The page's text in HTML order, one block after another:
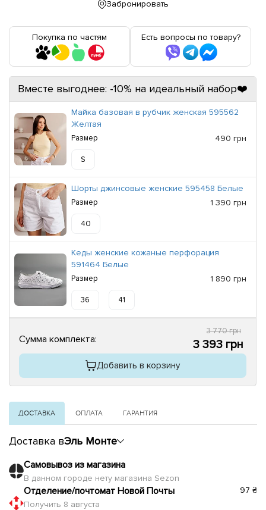
Забронировать
Покупка по частям Есть вопросы по товару?
Вместе выгоднее: -10% на идеальный набор❤️
Майка базовая в рубчик женская 595562
Желтая
Размер 490 грн
S
Шорты джинсовые женские 595458 Белые
Размер 1 390 грн
40
Кеды женские кожаные перфорация
591464 Белые
Размер 1 890 грн
36 41
Сумма комплекта:
3 770 грн
3 393 грн
Добавить в корзину
ДОСТАВКА ОПЛАТА ГАРАНТИЯ
Доставка вЭль Монте
Самовывоз из магазина
В данном городе нету магазина Sezon
Отделение/почтомат Новой Почты
Получить 8 августа
97 ₴